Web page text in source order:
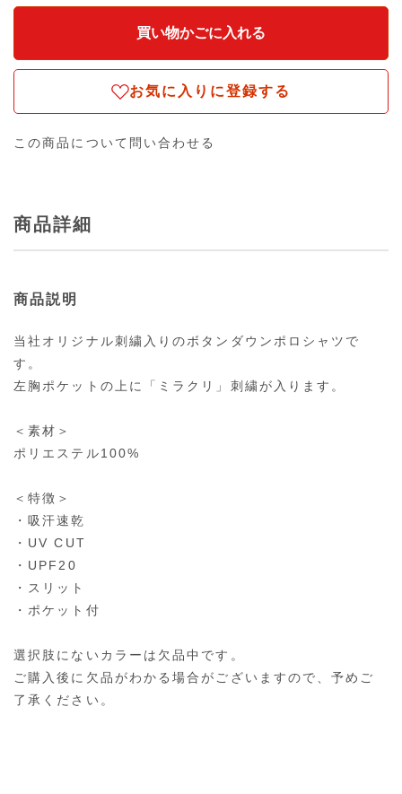
お気に入りに登録する
この商品について問い合わせる
商品詳細
商品説明
当社オリジナル刺繍入りのボタンダウンポロシャツで
す。
左胸ポケットの上に「ミラクリ」刺繍が入ります。
＜素材＞
ポリエステル100%
＜特徴＞
・吸汗速乾
・UV CUT
・UPF20
・スリット
・ポケット付
選択肢にないカラーは欠品中です。
ご購入後に欠品がわかる場合がございますので、予めご
了承ください。